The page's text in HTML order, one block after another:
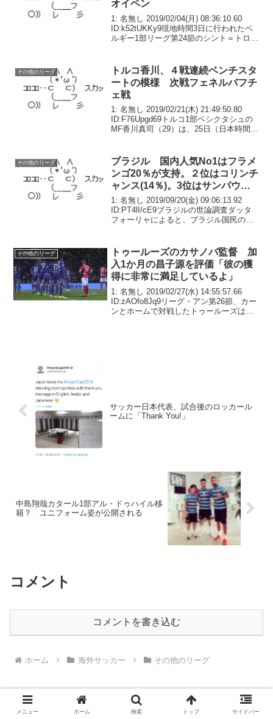
オイペン
1: 名無し 2019/02/04(月) 08:36:10.60
ID:k52tUKKy9現地時間3日に行われたベ
ルギー1部リーグ第24節のシント＝トロイ
イデンでは...
その他のリーグ
トルコ香川、４戦連続ベンチスタ
ートの模様 次戦フェネルバフチ
ェ戦
1: 名無し 2019/02/21(木) 21:49:50.80
ID:F76Upgd69トルコ1部ベシクタシュの
MF香川真司（29）は、25日（日本時間26
うと、21...
その他のリーグ
ブラジル 国内人気No1はフラメ
ンゴ20％が支持。２位はコリンチ
ャンス(14％)。3位はサンパウロ
FC(8％)
1: 名無し 2019/09/20(金) 09:06:13.92
ID:PT4lI/cE9ブラジルの世論調査ダッタ
フォーリャによると、ブラジル国民の
（コリンチアーノ）...
その他のリーグ
トゥールーズのカサノバ監督 加
入1か月の昌子源を評価「彼の獲
得に非常に満足しているよ」
1: 名無し 2019/02/27(水) 14:55:57.66
ID:zAOfo8Jq9リーグ・アン第26節、カー
ンとホームで対戦したトゥールーズは、
サッカー日本代表、試合後のロッカール
ームに「Thank You!」
中島翔哉カタール1部アル・ドゥハイル移
籍？ ユニフォーム姿が公開される
コメント
コメントを書き込む
ホーム 海外サッカー その他のリーグ
メニュー ホーム 検索 トップ サイドバー